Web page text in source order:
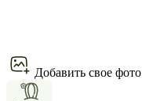
Добавить свое фото